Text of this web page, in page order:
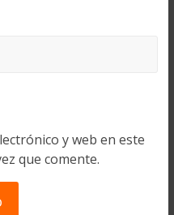
y web en este
que comente.